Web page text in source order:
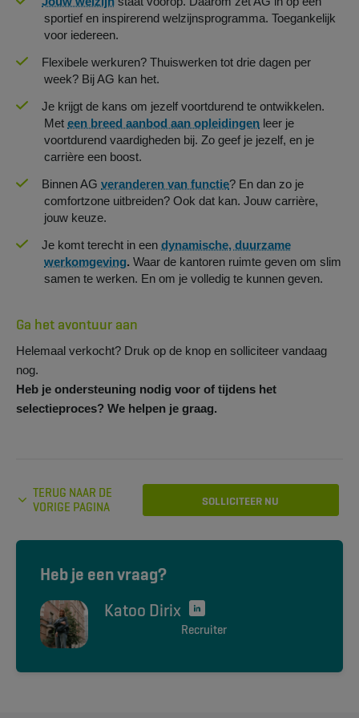
sportief en inspirerend welzijnsprogramma. Toegankelijk
voor iedereen.
Flexibele werkuren? Thuiswerken tot drie dagen per
week? Bij AG kan het.
Je krijgt de kans om jezelf voortdurend te ontwikkelen.
Met een breed aanbod aan opleidingen leer je
voortdurend vaardigheden bij. Zo geef je jezelf, en je
carrière een boost.
Binnen AG veranderen van functie? En dan zo je
comfortzone uitbreiden? Ook dat kan. Jouw carrière,
jouw keuze.
Je komt terecht in een dynamische, duurzame
werkomgeving. Waar de kantoren ruimte geven om slim
samen te werken. En om je volledig te kunnen geven.
Ga het avontuur aan
Helemaal verkocht? Druk op de knop en solliciteer vandaag
nog.
Heb je ondersteuning nodig voor of tijdens het
selectieproces? We helpen je graag.
Heb je een vraag?
Katoo Dirix
Recruiter
TERUG NAAR DE
VORIGE PAGINA
SOLLICITEER NU